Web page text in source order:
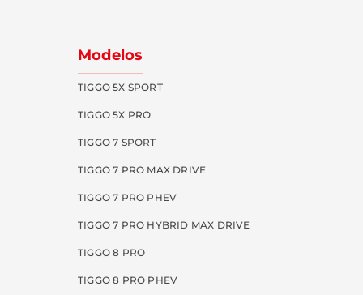
Modelos
TIGGO 5X SPORT
TIGGO 5X PRO
TIGGO 7 SPORT
TIGGO 7 PRO MAX DRIVE
TIGGO 7 PRO PHEV
TIGGO 7 PRO HYBRID MAX DRIVE
TIGGO 8 PRO
TIGGO 8 PRO PHEV